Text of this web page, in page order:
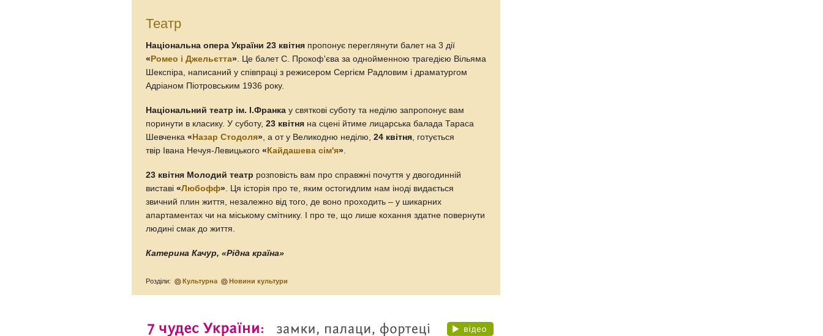
Театр
Національна опера України 23 квітня пропонує переглянути балет на 3 дії
« Ромео і Джельєтта». Це балет С. Прокоф'єва за однойменною трагедією Вільяма
Шекспіра, написаний у співпраці з режисером Сергієм Радловим і драматургом
Адріаном Піотровським 1936 року.
Національний театр ім. І.Франка у святкові суботу та неділю запропонує вам
поринути в класику. У суботу,23 квітня на сцені йтиме лицарська балада Тараса
Шевченка« Назар Стодоля», а от у Великодню неділю,24 квітня, готується
твір Івана Нечуя-Левицького« Кайдашева сім'я».
23 квітня Молодий театр розповість вам про справжні почуття у двогодинній
виставі«Любофф». Ця історія про те, яким остогидлим нам іноді видається
звичний плин життя, незалежно від того, де воно проходить – у шикарних
апартаментах чи на міському смітнику. І про те, що лише кохання здатне повернути
людині смак до життя.
Катерина Качур, «Рідна країна»
Розділи: Культурна Новини культури